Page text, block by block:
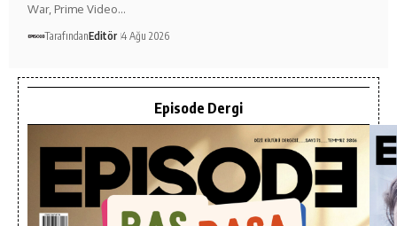
War, Prime Video…
TarafındanEditör 4 Ağu 2026
Episode Dergi